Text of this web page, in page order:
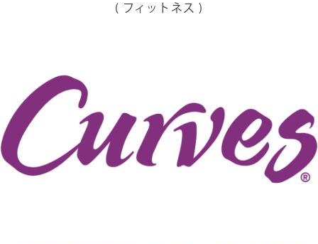
( フィットネス )